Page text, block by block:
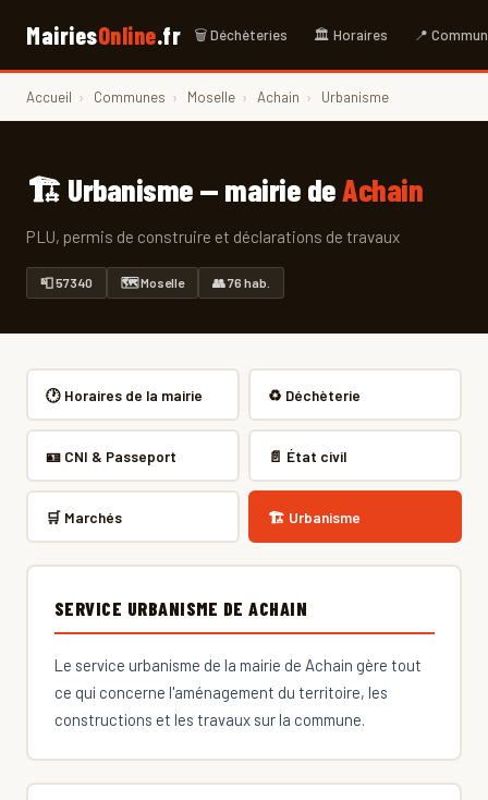
MairiesOnline.fr 🗑 Déchèteries 🏛 Horaires 📍
Accueil › Communes › Moselle › Achain › Urbanisme
🏗 Urbanisme — mairie deAchain
PLU, permis de construire et déclarations de travaux
📮 57340 🗺 Moselle 👥 76 hab.
🕐 Horaires de la mairie ♻️ Déchèterie
🪪 CNI & Passeport 📄 État civil
🛒 Marchés 🏗 Urbanisme
SERVICE URBANISME DE ACHAIN
Le service urbanisme de la mairie de Achain gère tout
ce qui concerne l'aménagement du territoire, les
constructions et les travaux sur la commune.